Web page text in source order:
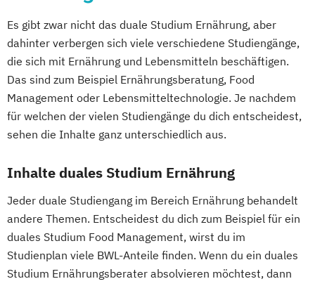
Es gibt zwar nicht das duale Studium Ernährung, aber
dahinter verbergen sich viele verschiedene Studiengänge,
die sich mit Ernährung und Lebensmitteln beschäftigen.
Das sind zum Beispiel Ernährungsberatung, Food
Management oder Lebensmitteltechnologie. Je nachdem
für welchen der vielen Studiengänge du dich entscheidest,
sehen die Inhalte ganz unterschiedlich aus.
Inhalte duales Studium Ernährung
Jeder duale Studiengang im Bereich Ernährung behandelt
andere Themen. Entscheidest du dich zum Beispiel für ein
duales Studium Food Management, wirst du im
Studienplan viele BWL-Anteile finden. Wenn du ein duales
Studium Ernährungsberater absolvieren möchtest, dann